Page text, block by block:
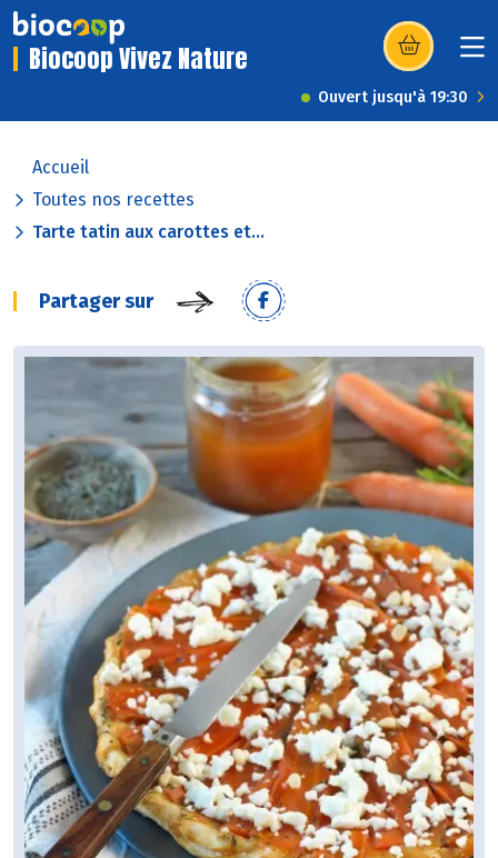
Biocoop Vivez Nature (s’ouvre dans
Ouvert jusqu'à 19:30
Accueil
Toutes nos recettes
Tarte tatin aux carottes et...
Partager sur